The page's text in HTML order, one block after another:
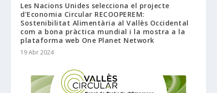
Les Nacions Unides selecciona el projecte
d’Economia Circular RECOOPEREM:
Sostenibilitat Alimentària al Vallès Occidental
com a bona pràctica mundial i la mostra a la
plataforma web One Planet Network
19 Abr 2024